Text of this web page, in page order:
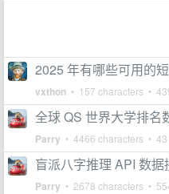
2025 年有哪些可用的
vxthon • 157 characters •
全球 QS 世界大学排名
Parry • 4466 characters •
盲派八字推理 API 数据
Parry • 2678 characters •